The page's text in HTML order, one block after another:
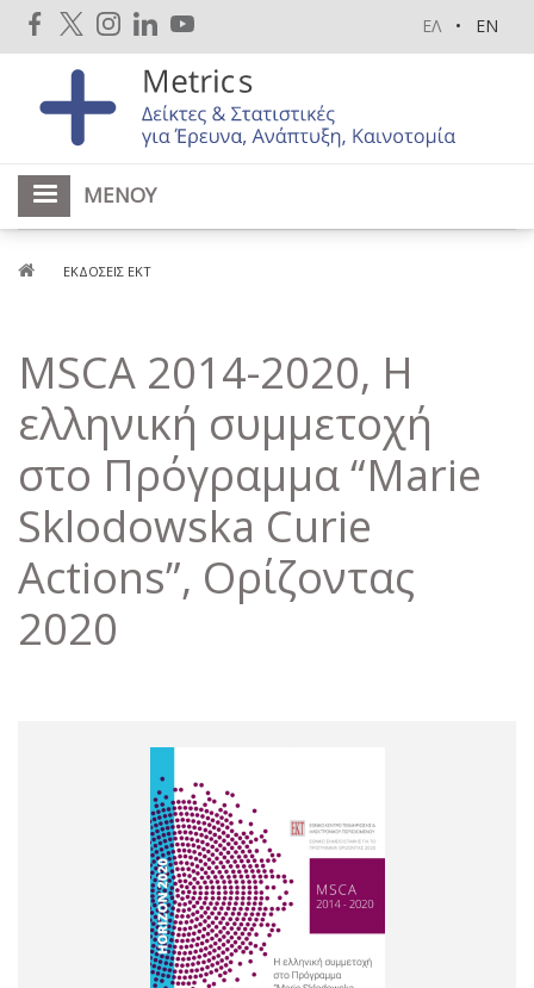
Παράκαμψη
προς
κυρίως
ΕΛ EN
ΜΕΝΟΎ
Breadcrumb
ΕΚΔΌΣΕΙΣ ΕΚΤ
MSCA 2014-2020, Η
ελληνική συμμετοχή
στο Πρόγραμμα “Marie
Sklodowska Curie
Actions”, Ορίζοντας
2020